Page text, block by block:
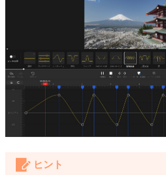
ヒント